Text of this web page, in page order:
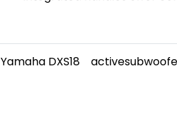
Yamaha DXS18